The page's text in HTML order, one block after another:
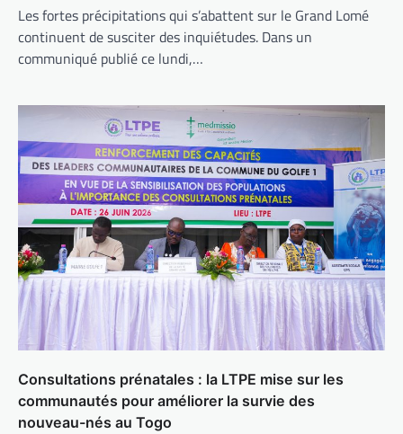
Les fortes précipitations qui s’abattent sur le Grand Lomé
continuent de susciter des inquiétudes. Dans un
communiqué publié ce lundi,…
Consultations prénatales : la LTPE mise sur les
communautés pour améliorer la survie des
nouveau-nés au Togo